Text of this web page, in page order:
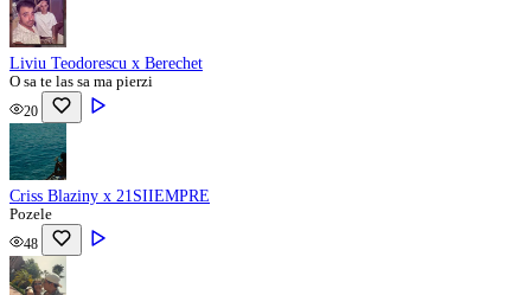
Liviu Teodorescu x Berechet
O sa te las sa ma pierzi
20
Criss Blaziny x 21SIIEMPRE
Pozele
48